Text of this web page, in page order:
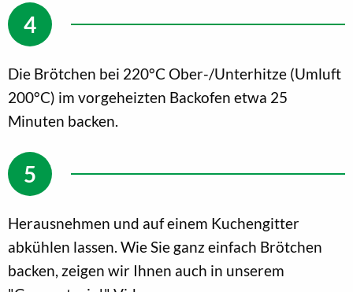
Die Brötchen bei 220°C Ober-/Unterhitze (Umluft
200°C) im vorgeheizten Backofen etwa 25
Minuten backen.
Herausnehmen und auf einem Kuchengitter
abkühlen lassen. Wie Sie ganz einfach Brötchen
backen, zeigen wir Ihnen auch in unserem